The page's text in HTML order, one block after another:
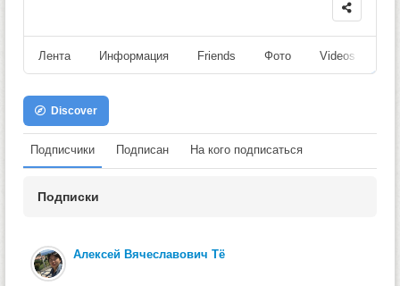
Лента Информация Friends Фото Videos
Discover
Подписчики Подписан На кого подписаться
Подписки
Алексей Вячеславович Тё